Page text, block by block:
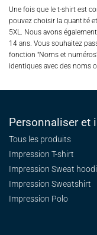
Une fois que le t-shirt est
pouvez choisir la quantité
5XL. Nous avons
14 ans. Vous souhaitez
fonction "Noms et
identiques avec des noms
Personnaliser et
Tous les produits
Impression T-shirt
Impression Sweat
Impression Sweatshirt
Impression Polo